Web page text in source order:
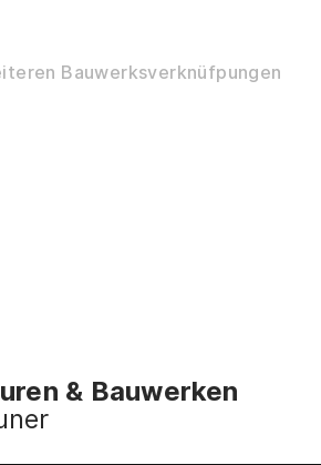
Bauwerksverknüfpungen
& Bauwerken